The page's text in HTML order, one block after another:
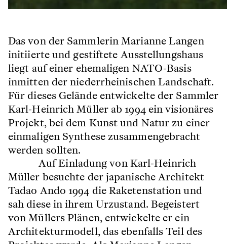
Das von der Sammlerin Marianne Langen
initiierte und gestiftete Ausstellungshaus
liegt auf einer ehemaligen NATO-Basis
inmitten der niederrheinischen Landschaft.
Für dieses Gelände entwickelte der Sammler
Karl-Heinrich Müller ab 1994 ein visionäres
Projekt, bei dem Kunst und Natur zu einer
einmaligen Synthese zusammengebracht
werden sollten.
Auf Einladung von Karl-Heinrich
Müller besuchte der japanische Architekt
Tadao Ando 1994 die Raketenstation und
sah diese in ihrem Urzustand. Begeistert
von Müllers Plänen, entwickelte er ein
Architekturmodell, das ebenfalls Teil des